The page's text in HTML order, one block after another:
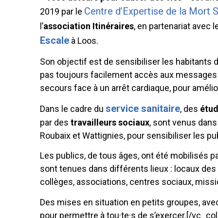
2019 par le Centre d’Expertise de la Mort
l’association Itinéraires, en partenariat avec
Escale à Loos.
Son objectif est de sensibiliser les habitants
pas toujours facilement accès aux
secours face à un arrêt cardiaque, pour
Dans le cadre du service sanitaire, des
par des travailleurs sociaux, sont venus
Roubaix et Wattignies, pour sensibiliser les
Les publics, de tous âges, ont été mobilisés
sont tenues dans différents lieux : locaux
collèges, associations, centres sociaux,
Des mises en situation en petits groupes,
pour permettre à tou·te·s de s’exercer.[/